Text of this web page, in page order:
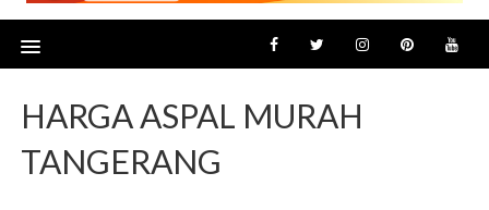
HARGA ASPAL MURAH
TANGERANG